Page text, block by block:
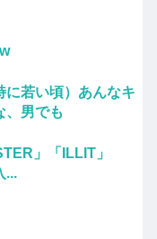
に若い頃）あんなキ
、男でも
」「ILLIT」
...